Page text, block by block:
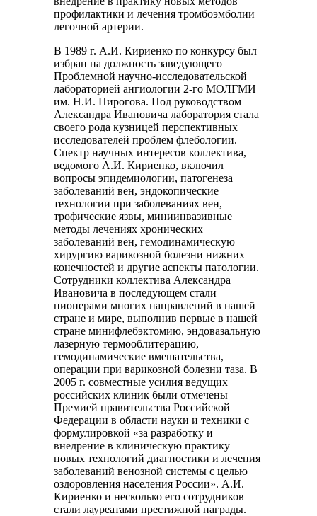
профилактики и лечения тромбоэмболии
легочной артерии.
В 1989 г. А.И. Кириенко по конкурсу был
избран на должность заведующего
Проблемной научно-исследовательской
лабораторией ангиологии 2-го МОЛГМИ
им. Н.И. Пирогова. Под руководством
Александра Ивановича лаборатория стала
своего рода кузницей перспективных
исследователей проблем флебологии.
Спектр научных интересов коллектива,
ведомого А.И. Кириенко, включил
вопросы эпидемиологии, патогенеза
заболеваний вен, эндокопические
технологии при заболеваниях вен,
трофические язвы, миниинвазивные
методы лечениях хронических
заболеваний вен, гемодинамическую
хирургию варикозной болезни нижних
конечностей и другие аспекты патологии.
Сотрудники коллектива Александра
Ивановича в последующем стали
пионерами многих направлений в нашей
стране и мире, выполнив первые в нашей
стране минифлебэктомию, эндовазальную
лазерную термооблитерацию,
гемодинамические вмешательства,
операции при варикозной болезни таза. В
2005 г. совместные усилия ведущих
российских клиник были отмечены
Премией правительства Российской
Федерации в области науки и техники с
формулировкой «за разработку и
внедрение в клиническую практику
новых технологий диагностики и лечения
заболеваний венозной системы с целью
оздоровления населения России». А.И.
Кириенко и несколько его сотрудников
стали лауреатами престижной награды.